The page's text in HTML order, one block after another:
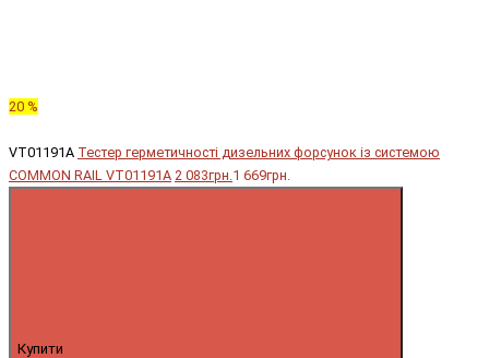
20 %
VT01191A Тестер герметичності дизельних форсунок із системою
COMMON RAIL VT01191A 2 083грн. 1 669грн.
Купити